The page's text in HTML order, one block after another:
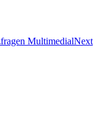
MultimedialNext